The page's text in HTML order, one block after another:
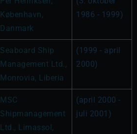
København,
Danmark
1986 - 1999)
Seaboard Ship
Management Ltd.,
Monrovia, Liberia
(1999 - april
2000)
MSC
Shipmanagement
Ltd., Limassol,
(april 2000 -
juli 2001)